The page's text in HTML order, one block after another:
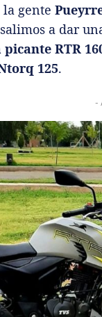
gente
a dar
picante RTR
125.
-